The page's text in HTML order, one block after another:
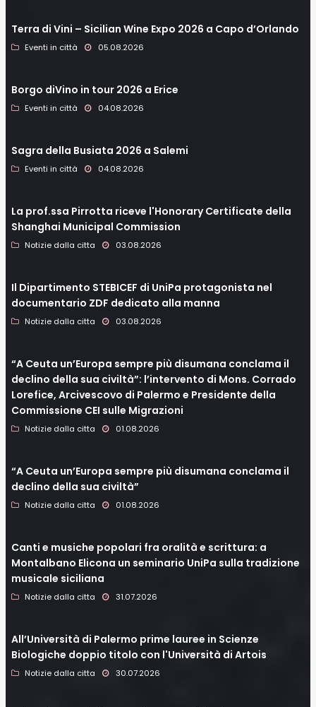
Terra di Vini – Sicilian Wine Expo 2026 a Capo d’Orlando
Eventi in città 05.08.2026
Borgo diVino in tour 2026 a Erice
Eventi in città 04.08.2026
Sagra della Busiata 2026 a Salemi
Eventi in città 04.08.2026
La prof.ssa Pirrotta riceve l'Honorary Certificate della
Shanghai Municipal Commission
Notizie dalla citta 03.08.2026
Il Dipartimento STEBICEF di UniPa protagonista nel
documentario ZDF dedicato alla manna
Notizie dalla citta 03.08.2026
“A Ceuta un’Europa sempre più disumana conclama il
declino della sua civiltà”: l’intervento di Mons. Corrado
Lorefice, Arcivescovo di Palermo e Presidente della
Commissione CEI sulle Migrazioni
Notizie dalla citta 01.08.2026
“A Ceuta un’Europa sempre più disumana conclama il
declino della sua civiltà”
Notizie dalla citta 01.08.2026
Canti e musiche popolari fra oralità e scrittura: a
Montalbano Elicona un seminario UniPa sulla tradizione
musicale siciliana
Notizie dalla citta 31.07.2026
All’Università di Palermo prime lauree in Scienze
Biologiche doppio titolo con l'Università di Artois
Notizie dalla citta 30.07.2026